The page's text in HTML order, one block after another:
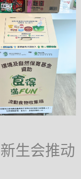
生会推动